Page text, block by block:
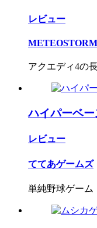
レビュー
アクエディ4の
ハイパーベ
レビュー
ててあゲームズ
単純野球ゲーム